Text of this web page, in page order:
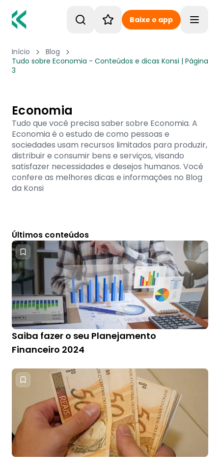
Baixe o app
Início
Blog
Tudo sobre Economia - Conteúdos e dicas Konsi | Página
3
Economia
Tudo que você precisa saber sobre Economia. A
Economia é o estudo de como pessoas e
sociedades usam recursos limitados para produzir,
distribuir e consumir bens e serviços, visando
satisfazer necessidades e desejos humanos. Você
confere as melhores dicas e informações no Blog
da Konsi
Últimos conteúdos
Saiba fazer o seu Planejamento
Financeiro 2024